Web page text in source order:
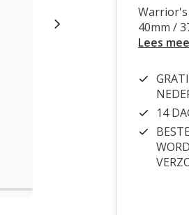
Warrior's
40mm /
Lees
14